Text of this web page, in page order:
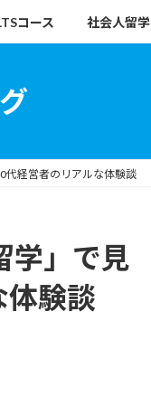
コース 社会人留学
代経営者のリアルな体験談
学」で見
験談